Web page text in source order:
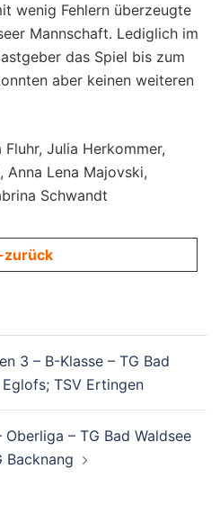
wenig Fehlern überzeugte
Mannschaft. Lediglich im
das Spiel bis zum
aber keinen weiteren
Julia Herkommer,
Anna Lena Majovski,
Schwandt
3 – B-Klasse – TG Bad
TSV Ertingen
– TG Bad Waldsee
Backnang